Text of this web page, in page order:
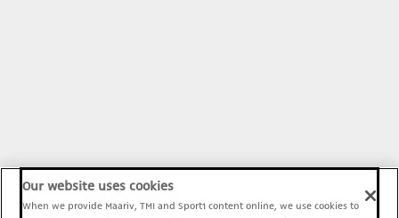
Our website uses cookies
When we provide Maariv, TMI and Sport1 content online, we use cookies to